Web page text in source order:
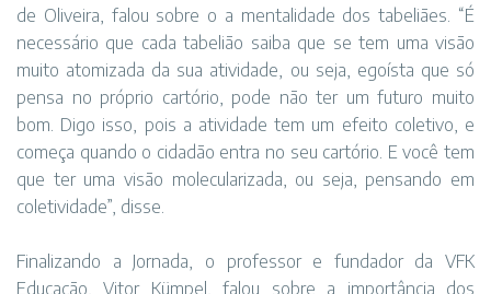
de Oliveira, falou sobre o a mentalidade dos tabeliães. “É
necessário que cada tabelião saiba que se tem uma visão
muito atomizada da sua atividade, ou seja, egoísta que só
pensa no próprio cartório, pode não ter um futuro muito
bom. Digo isso, pois a atividade tem um efeito coletivo, e
começa quando o cidadão entra no seu cartório. E você tem
que ter uma visão molecularizada, ou seja, pensando em
coletividade”, disse.
Finalizando a Jornada, o professor e fundador da VFK
Educação, Vitor Kümpel, falou sobre a importância dos